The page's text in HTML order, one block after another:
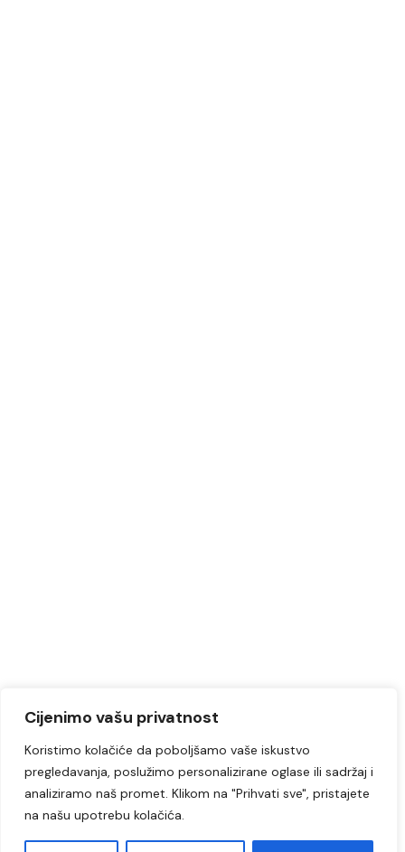
Cijenimo vašu privatnost
Koristimo kolačiće da poboljšamo vaše iskustvo
pregledavanja, poslužimo personalizirane oglase ili sadržaj i
analiziramo naš promet. Klikom na "Prihvati sve", pristajete
na našu upotrebu kolačića.